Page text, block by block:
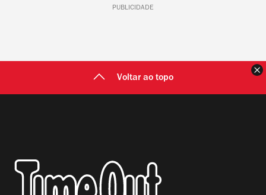
PUBLICIDADE
Voltar ao topo